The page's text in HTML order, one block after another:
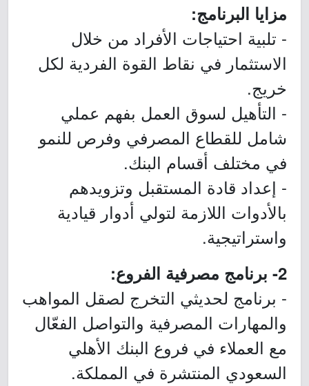
مزايا البرنامج:
- تلبية احتياجات الأفراد من خلال
الاستثمار في نقاط القوة الفردية لكل
خريج.
- التأهيل لسوق العمل بفهم عملي
شامل للقطاع المصرفي وفرص للنمو
في مختلف أقسام البنك.
- إعداد قادة المستقبل وتزويدهم
بالأدوات اللازمة لتولي أدوار قيادية
واستراتيجية.
2- برنامج مصرفية الفروع:
- برنامج لحديثي التخرج لصقل المواهب
والمهارات المصرفية والتواصل الفعّال
مع العملاء في فروع البنك الأهلي
السعودي المنتشرة في المملكة.